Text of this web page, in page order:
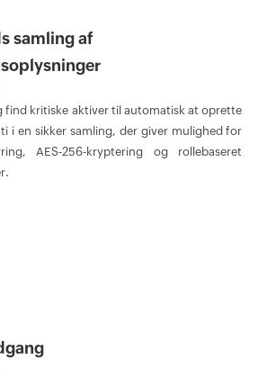
samling af
find kritiske aktiver til automatisk at oprette
i en sikker samling, der giver mulighed for
AES-256-kryptering og rollebaseret